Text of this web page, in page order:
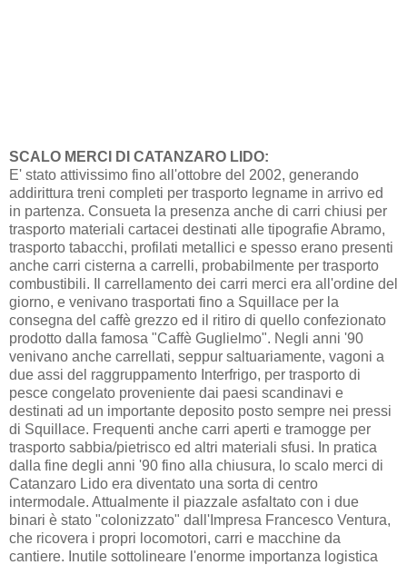
SCALO MERCI DI CATANZARO LIDO:
E' stato attivissimo fino all'ottobre del 2002, generando
addirittura treni completi per trasporto legname in arrivo ed
in partenza. Consueta la presenza anche di carri chiusi per
trasporto materiali cartacei destinati alle tipografie Abramo,
trasporto tabacchi, profilati metallici e spesso erano presenti
anche carri cisterna a carrelli, probabilmente per trasporto
combustibili. Il carrellamento dei carri merci era all'ordine del
giorno, e venivano trasportati fino a Squillace per la
consegna del caffè grezzo ed il ritiro di quello confezionato
prodotto dalla famosa "Caffè Guglielmo". Negli anni '90
venivano anche carrellati, seppur saltuariamente, vagoni a
due assi del raggruppamento Interfrigo, per trasporto di
pesce congelato proveniente dai paesi scandinavi e
destinati ad un importante deposito posto sempre nei pressi
di Squillace. Frequenti anche carri aperti e tramogge per
trasporto sabbia/pietrisco ed altri materiali sfusi. In pratica
dalla fine degli anni '90 fino alla chiusura, lo scalo merci di
Catanzaro Lido era diventato una sorta di centro
intermodale. Attualmente il piazzale asfaltato con i due
binari è stato "colonizzato" dall'Impresa Francesco Ventura,
che ricovera i propri locomotori, carri e macchine da
cantiere. Inutile sottolineare l'enorme importanza logistica